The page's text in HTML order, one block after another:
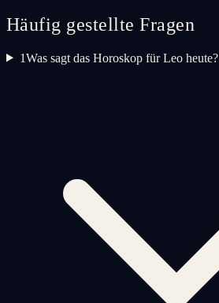
Häufig gestellte Fragen
1Was sagt das Horoskop für Leo heute?